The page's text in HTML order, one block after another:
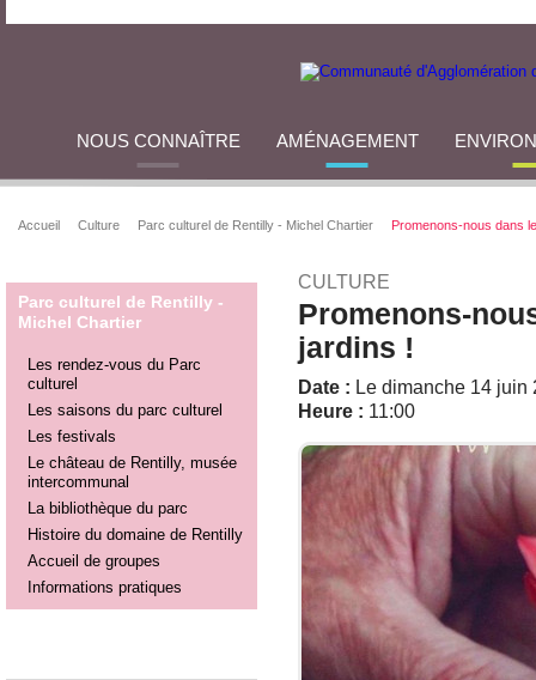
NOUS CONNAÎTRE AMÉNAGEMENT
Accueil Culture Parc culturel de Rentilly - Michel Chartier Promenons-nous dans
Parc culturel de Rentilly -
Michel Chartier
Les rendez-vous du Parc
culturel
Les saisons du parc culturel
Les festivals
Le château de Rentilly, musée
intercommunal
La bibliothèque du parc
Histoire du domaine de Rentilly
Accueil de groupes
Informations pratiques
CULTURE
Promenons-
jardins !
Date : Le dimanche 14 juin
Heure : 11:00